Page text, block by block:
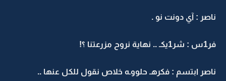
ناصر : آي دونت نو .
فر1س : شر1يكـ .. نهاية نروح مزرعتنا ؟!
ناصر ابتسم : فكرهـ حلووـه خلاص نقول للكل عنها ..